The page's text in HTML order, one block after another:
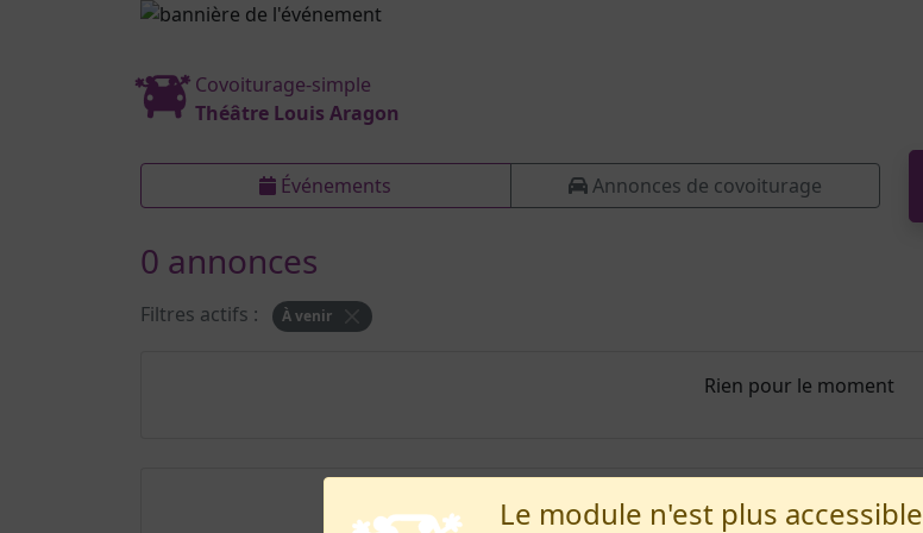
Le module n'est plus accessible
Covoiturage-simple
Théâtre Louis Aragon
Événements Annonces de covoiturage
0 annonces
Filtres actifs :
À venir
Rien pour le moment